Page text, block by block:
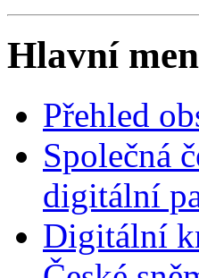
Hlavní
Přehled
Společná
digitální
Digitální